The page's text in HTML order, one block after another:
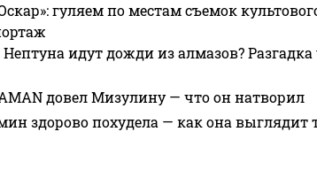
гуляем по местам съемок
идут дожди из алмазов?
довел Мизулину — что он натворил
здорово похудела — как она выглядит